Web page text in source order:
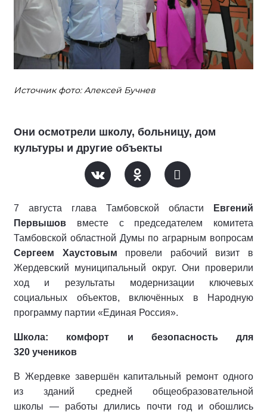
Источник фото: Алексей Бучнев
Они осмотрели школу, больницу, дом
культуры и другие объекты
7 августа глава Тамбовской области Евгений
Первышов вместе с председателем комитета
Тамбовской областной Думы по аграрным вопросам
Сергеем Хаустовым провели рабочий визит в
Жердевский муниципальный округ. Они проверили
ход и результаты модернизации ключевых
социальных объектов, включённых в Народную
программу партии «Единая Россия».
Школа: комфорт и безопасность для
320 учеников
В Жердевке завершён капитальный ремонт одного
из зданий средней общеобразовательной
школы — работы длились почти год и обошлись